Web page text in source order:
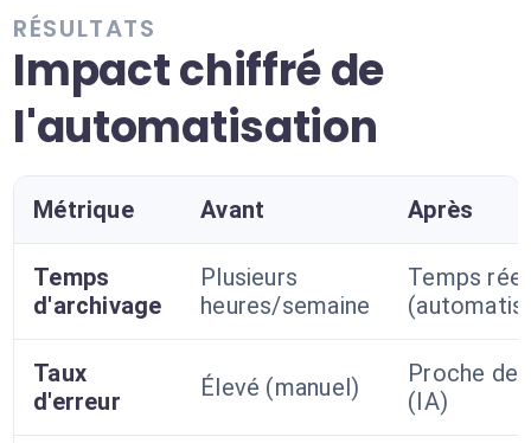
RÉSULTATS
Impact chiffré de
l'automatisation
Métrique Avant Après
Temps
d'archivage
Plusieurs
heures/semaine
Temps réel
Taux
d'erreur
Élevé (manuel)
Proche de
(IA)